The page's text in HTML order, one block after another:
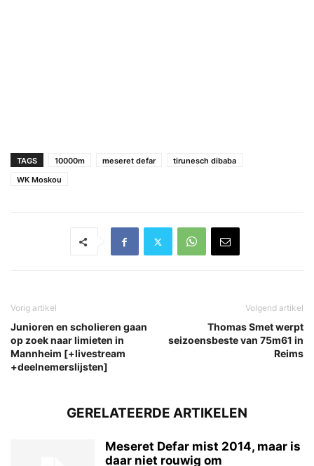
TAGS 10000m meseret defar
tirunesch dibaba
WK Moskou
Vorig artikel
Junioren en scholieren gaan
op zoek naar limieten in
Mannheim [+livestream
+deelnemerslijsten]
Volgend artikel
Thomas Smet werpt
seizoensbeste van 75m61 in
Reims
GERELATEERDE ARTIKELEN
Meseret Defar mist 2014, maar is
daar niet rouwig om